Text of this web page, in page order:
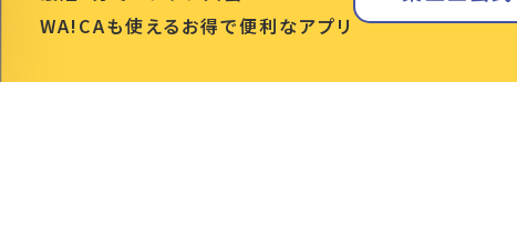
WA!CAも使えるお得で便利なアプリ